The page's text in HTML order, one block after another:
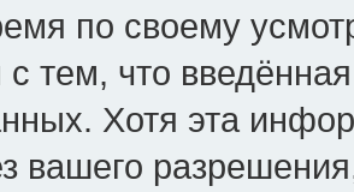
по своему
с тем, что
Хотя эта
вашего